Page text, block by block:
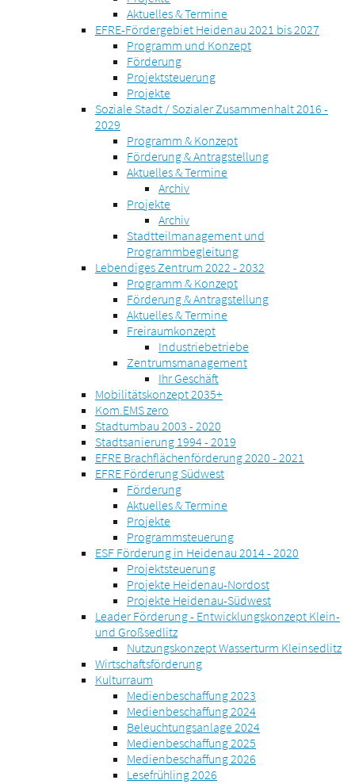
Aktuelles & Termine
EFRE-Fördergebiet Heidenau 2021 bis 2027
Programm und Konzept
Förderung
Projektsteuerung
Projekte
Soziale Stadt / Sozialer Zusammenhalt 2016 -
2029
Programm & Konzept
Förderung & Antragstellung
Aktuelles & Termine
Archiv
Projekte
Archiv
Stadtteilmanagement und
Programmbegleitung
Lebendiges Zentrum 2022 - 2032
Programm & Konzept
Förderung & Antragstellung
Aktuelles & Termine
Freiraumkonzept
Industriebetriebe
Zentrumsmanagement
Ihr Geschäft
Mobilitätskonzept 2035+
Kom.EMS zero
Stadtumbau 2003 - 2020
Stadtsanierung 1994 - 2019
EFRE Brachflächenförderung 2020 - 2021
EFRE Förderung Südwest
Förderung
Aktuelles & Termine
Projekte
Programmsteuerung
ESF Förderung in Heidenau 2014 - 2020
Projektsteuerung
Projekte Heidenau-Nordost
Projekte Heidenau-Südwest
Leader Förderung - Entwicklungskonzept Klein-
und Großsedlitz
Nutzungskonzept Wasserturm Kleinsedlitz
Wirtschaftsförderung
Kulturraum
Medienbeschaffung 2023
Medienbeschaffung 2024
Beleuchtungsanlage 2024
Medienbeschaffung 2025
Medienbeschaffung 2026
Lesefrühling 2026